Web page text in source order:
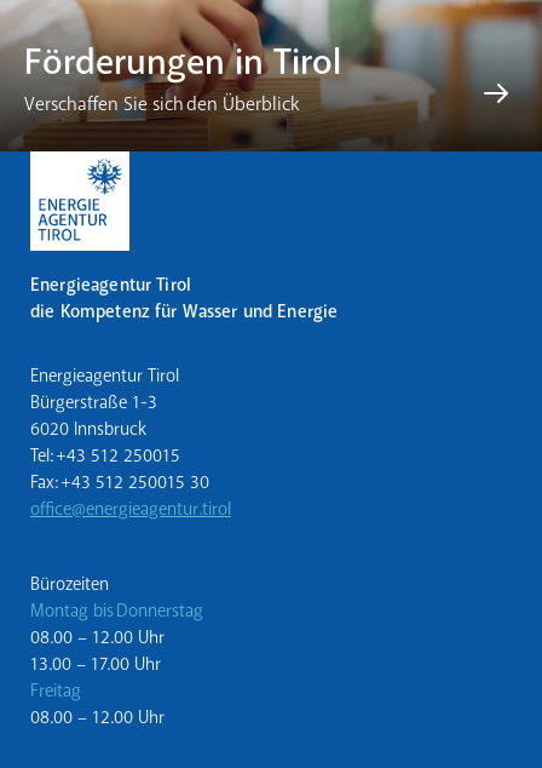
Förderungen in Tirol
Verschaffen Sie sich den Überblick
Energieagentur Tirol
die Kompetenz für Wasser und Energie
Energieagentur Tirol
Bürgerstraße 1-3
6020 Innsbruck
Tel: +43 512 250015
Fax: +43 512 250015 30
office@energieagentur.tirol
Bürozeiten
Montag bis Donnerstag
08.00 – 12.00 Uhr
13.00 – 17.00 Uhr
Freitag
08.00 – 12.00 Uhr